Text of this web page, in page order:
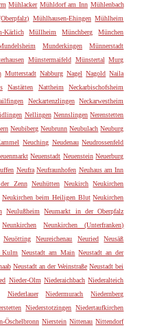
Mühlacker Mühldorf am Inn Mühlenbach
Mühlhausen-Ehingen Mühlheim
Kärlich Müllheim Münchberg
München
Munderkingen
Münnerstadt
Münstermaifeld Münstertal Murg
Mutterstadt Nabburg Nagel Nagold Naila
Nastätten Nattheim
Neckarbischofsheim
Neckartenzlingen Neckarwestheim
Nellingen Nennslingen Nerenstetten
Neubiberg Neubrunn Neubulach Neuburg
Neuching Neudenau Neudrossenfeld
Neuenstadt Neuenstein Neuerburg
Neufra Neufraunhofen Neuhaus am Inn
Zenn Neuhütten Neukirch Neukirchen
Neukirchen beim Heiligen Blut Neukirchen
Neulußheim
Neumarkt in der Oberpfalz
Neunkirchen
Neunkirchen (Unterfranken)
Neuötting Neureichenau Neuried
Neusäß
Kulm Neustadt am Main Neustadt an der
Neustadt an der Weinstraße Neustadt bei
Nieder-Olm Niederaichbach Niederalteich
Niederlauer Niedermurach
Niedernberg
Niederstotzingen Niedertaufkirchen
Öschelbronn Nierstein Nittenau Nittendorf